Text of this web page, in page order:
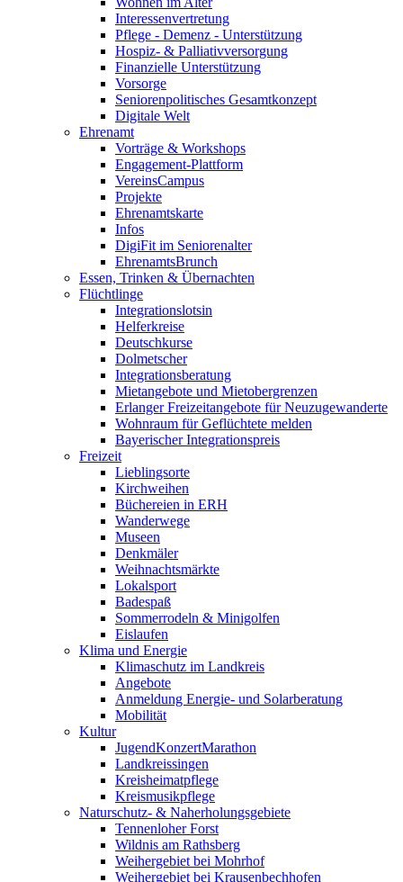
Interessenvertretung
Pflege - Demenz - Unterstützung
Hospiz- & Palliativversorgung
Finanzielle Unterstützung
Vorsorge
Seniorenpolitisches Gesamtkonzept
Digitale Welt
Ehrenamt
Vorträge & Workshops
Engagement-Plattform
VereinsCampus
Projekte
Ehrenamtskarte
Infos
DigiFit im Seniorenalter
EhrenamtsBrunch
Essen, Trinken & Übernachten
Flüchtlinge
Integrationslotsin
Helferkreise
Deutschkurse
Dolmetscher
Integrationsberatung
Mietangebote und Mietobergrenzen
Erlanger Freizeitangebote für Neuzugewanderte
Wohnraum für Geflüchtete melden
Bayerischer Integrationspreis
Freizeit
Lieblingsorte
Kirchweihen
Büchereien in ERH
Wanderwege
Museen
Denkmäler
Weihnachtsmärkte
Lokalsport
Badespaß
Sommerrodeln & Minigolfen
Eislaufen
Klima und Energie
Klimaschutz im Landkreis
Angebote
Anmeldung Energie- und Solarberatung
Mobilität
Kultur
JugendKonzertMarathon
Landkreissingen
Kreisheimatpflege
Kreismusikpflege
Naturschutz- & Naherholungsgebiete
Tennenloher Forst
Wildnis am Rathsberg
Weihergebiet bei Mohrhof
Weihergebiet bei Krausenbechhofen